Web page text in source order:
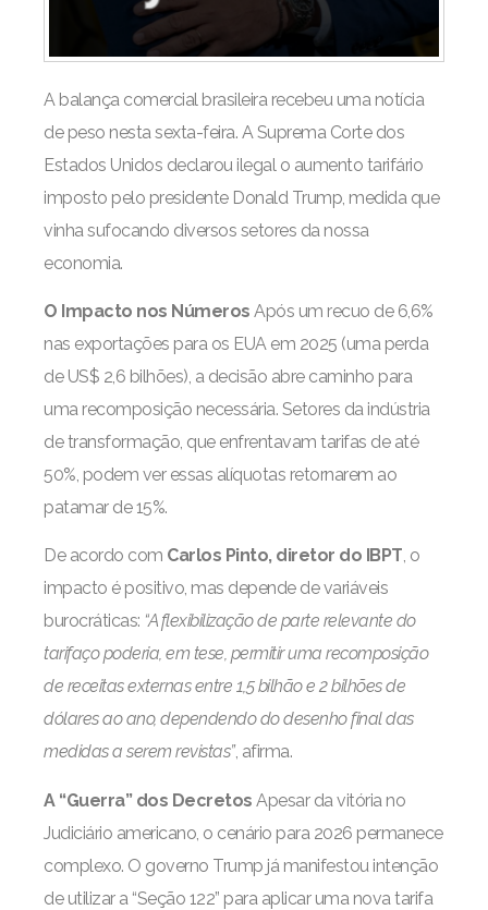
A balança comercial brasileira recebeu uma notícia
de peso nesta sexta-feira. A Suprema Corte dos
Estados Unidos declarou ilegal o aumento tarifário
imposto pelo presidente Donald Trump, medida que
vinha sufocando diversos setores da nossa
economia.
O Impacto nos Números Após um recuo de 6,6%
nas exportações para os EUA em 2025 (uma perda
de US$ 2,6 bilhões), a decisão abre caminho para
uma recomposição necessária. Setores da indústria
de transformação, que enfrentavam tarifas de até
50%, podem ver essas alíquotas retornarem ao
patamar de 15%.
De acordo com Carlos Pinto, diretor do IBPT, o
impacto é positivo, mas depende de variáveis
burocráticas: “A flexibilização de parte relevante do
tarifaço poderia, em tese, permitir uma recomposição
de receitas externas entre 1,5 bilhão e 2 bilhões de
dólares ao ano, dependendo do desenho final das
medidas a serem revistas”, afirma.
A “Guerra” dos Decretos Apesar da vitória no
Judiciário americano, o cenário para 2026 permanece
complexo. O governo Trump já manifestou intenção
de utilizar a “Seção 122” para aplicar uma nova tarifa